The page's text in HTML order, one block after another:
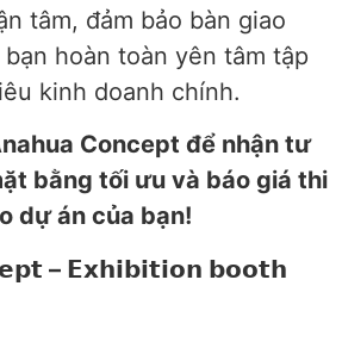
tâm, đảm bảo bàn giao
hoàn toàn yên tâm tập
kinh doanh chính.
Concept để nhận tư
bằng tối ưu và báo giá thi
dự án của bạn!
– 𝗘𝘅𝗵𝗶𝗯𝗶𝘁𝗶𝗼𝗻 𝗯𝗼𝗼𝘁𝗵